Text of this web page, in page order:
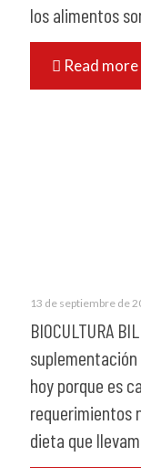
los alimentos
Read more
13 de septiembre de
BIOCULTURA
hoy porque es
requerimientos
dieta que